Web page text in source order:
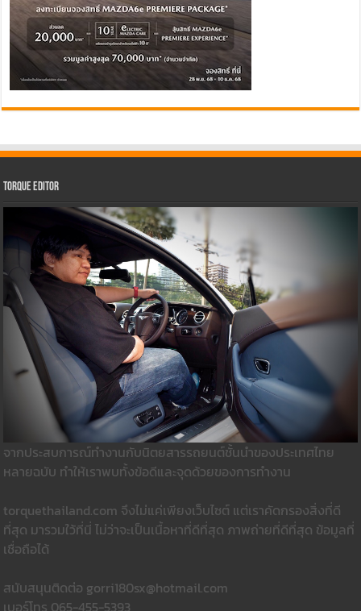
Torque Editor
จากประสบการณ์ทำงานกับนิตยสารรถยนต์ชั้นนำของประเทศไทย
หลายฉบับ ทำให้เราพบทั้งข้อดีและจุดด้วยของการทำงาน
torquethailand.com จึงไม่แค่เพียงเว็บไซต์ แต่เราคัดกรองสิ่งที่ดี
ที่สุด มารวมใว้ที่นี่ ไม่ว่าจะเป็นเนื้อหาที่ดีที่สุด ภาพถ่ายที่ดีที่สุด ข้อมูลที่
เชื่อถือได้
สนับสนุนติดต่อ gorri180sx@hotmail.com
เบอร์โทร 065-455-5393